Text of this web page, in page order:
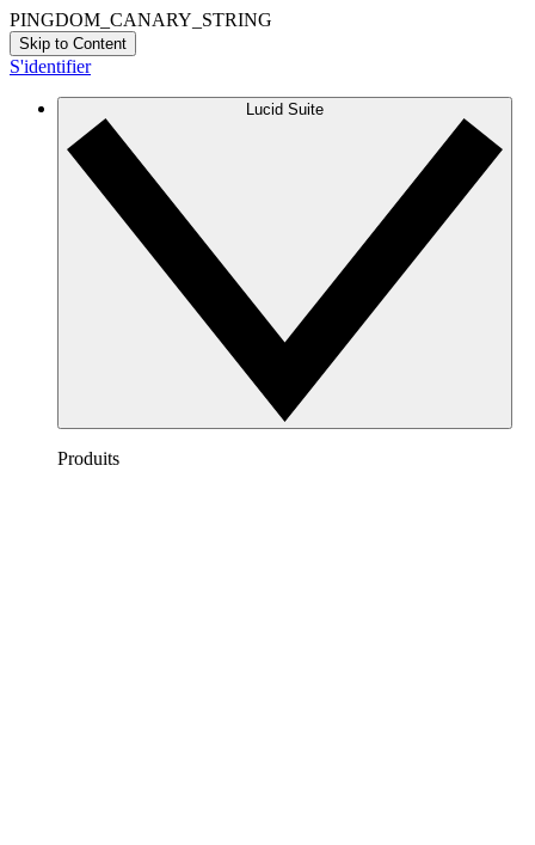
PINGDOM_CANARY_STRING
Skip to Content
S'identifier
Lucid Suite
Produits